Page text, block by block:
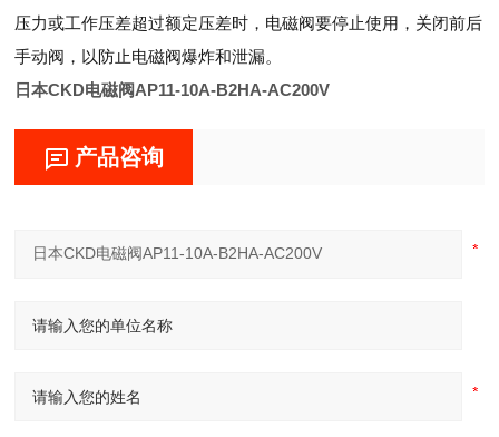
压力或工作压差超过额定压差时，电磁阀要停止使用，关闭前后
手动阀，以防止电磁阀爆炸和泄漏。
日本CKD电磁阀AP11-10A-B2HA-AC200V
产品咨询